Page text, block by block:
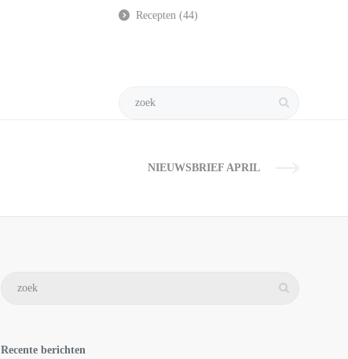
Recepten (44)
NIEUWSBRIEF APRIL
Recente berichten